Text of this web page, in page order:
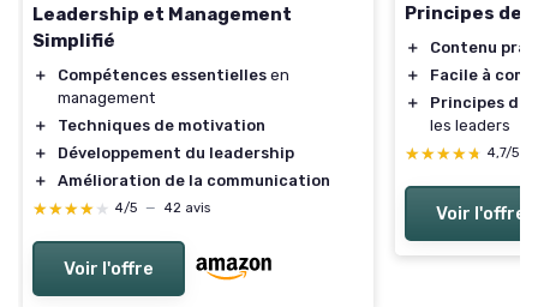
Leadership et Management
Simplifié
＋ Compétences essentielles en
management
＋
Techniques de motivation
＋
Développement du leadership
＋
Amélioration de la communication
★★★★★
★★★★★ 4/5 — 42 avis
Voir l'offre
Principes de
＋
Contenu
＋
Facile à
＋
Principes de
les leaders
★★★★★
★★★★★ 4,7/5
Voir l'offre